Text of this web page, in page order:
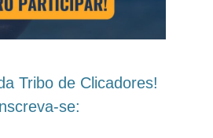
Tribo de Clicadores!
se: